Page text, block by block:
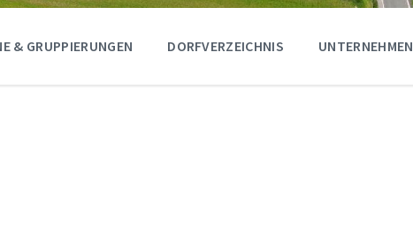
& GRUPPIERUNGEN DORFVERZEICHNIS UNTERNEHMEN